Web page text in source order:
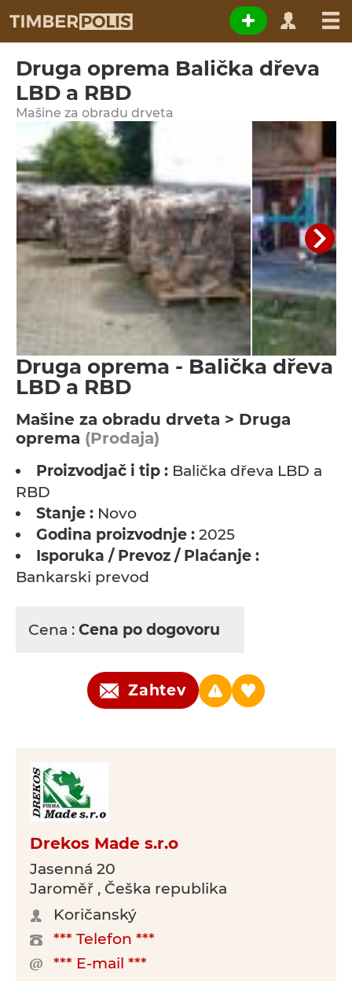
Druga oprema Balička dřeva
LBD a RBD
Мašine za obradu drveta
Druga oprema - Balička dřeva
LBD a RBD
Мašine za obradu drveta > Druga
oprema (Prodaja)
Proizvodjač i tip : Balička dřeva LBD a
RBD
Stanje : Novo
Godina proizvodnje : 2025
Isporuka / Prevoz / Plaćanje :
Bankarski prevod
Cena : Cena po dogovoru
Zahtev
Drekos Made s.r.o
Jasenná 20
Jaroměř , Češka republika
Koričanský
*** Telefon ***
*** E-mail ***